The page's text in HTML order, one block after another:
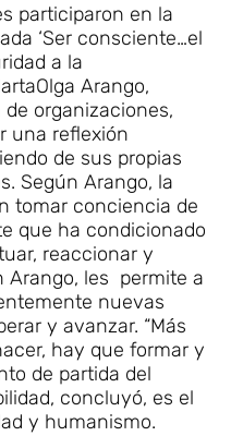
participaron en la
‘Ser consciente…el
a la
Arango,
organizaciones,
una reflexión
de sus propias
Según Arango, la
tomar conciencia de
que ha condicionado
reaccionar y
Arango, les permite a
nuevas
y avanzar. “Más
hay que formar y
de partida del
concluyó, es el
y humanismo.